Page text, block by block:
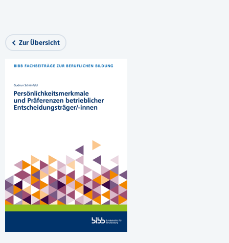
Zur Übersicht